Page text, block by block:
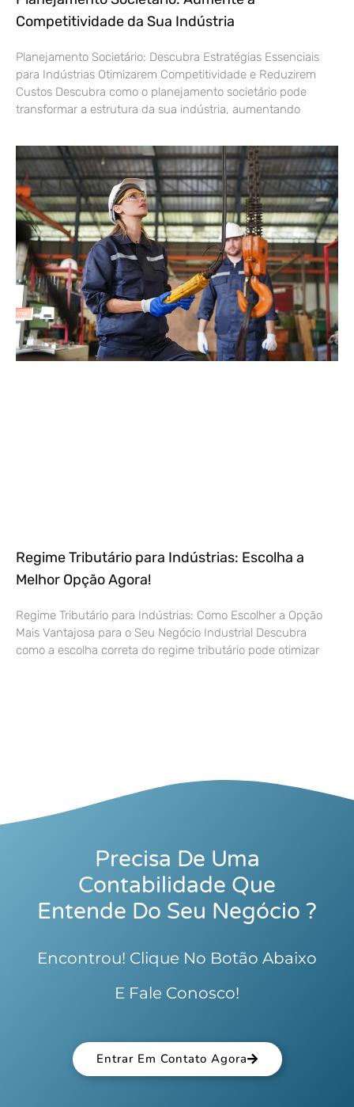
Competitividade da Sua Indústria
Planejamento Societário: Descubra Estratégias Essenciais
para Indústrias Otimizarem Competitividade e Reduzirem
Custos Descubra como o planejamento societário pode
transformar a estrutura da sua indústria, aumentando
Regime Tributário para Indústrias: Escolha a
Melhor Opção Agora!
Regime Tributário para Indústrias: Como Escolher a Opção
Mais Vantajosa para o Seu Negócio Industrial Descubra
como a escolha correta do regime tributário pode otimizar
Precisa De Uma
Contabilidade Que
Entende Do Seu Negócio ?
Encontrou! Clique No Botão Abaixo
E Fale Conosco!
Entrar Em Contato Agora